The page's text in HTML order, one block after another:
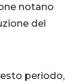
notano
del
periodo,